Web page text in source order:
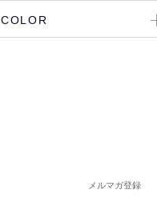
COLOR
メルマガ登録